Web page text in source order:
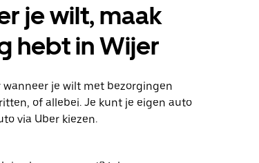
je wilt, maak
hebt in Wijer
wanneer je wilt met bezorgingen
of allebei. Je kunt je eigen auto
via Uber kiezen.